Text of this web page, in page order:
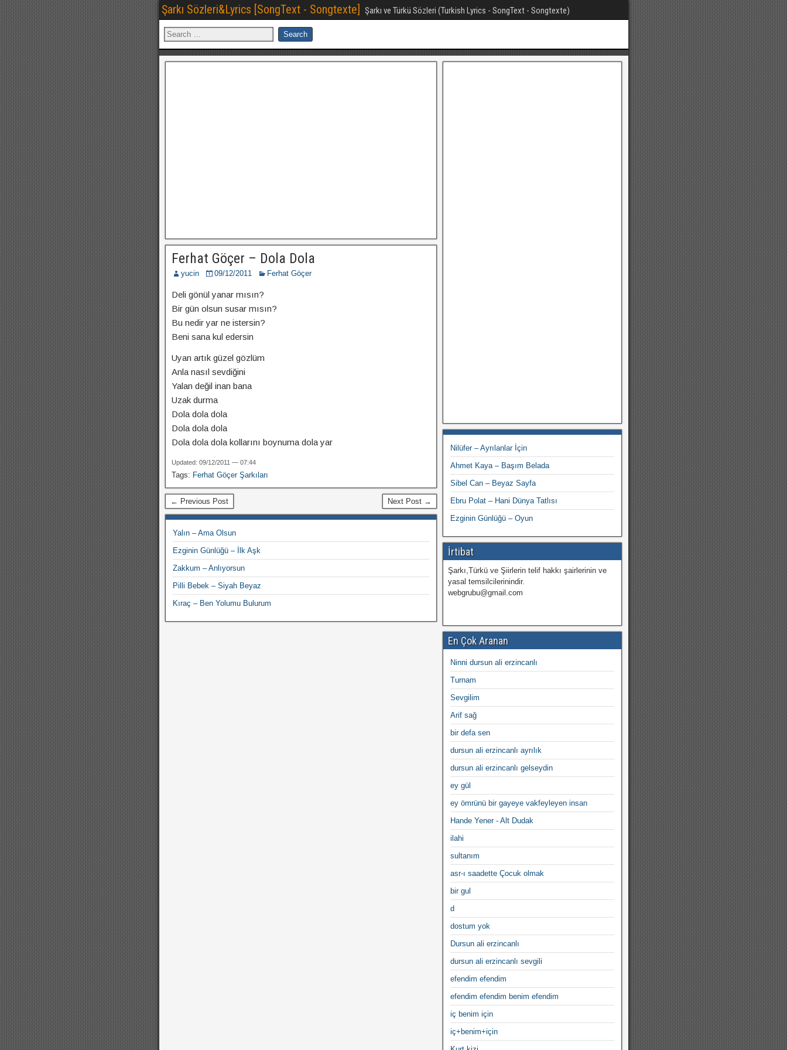
Şarkı Sözleri&Lyrics [SongText - Songtexte] Şarkı ve Türkü Sözleri (Turkish Lyrics - SongText - Songtexte)
Ferhat Göçer – Dola Dola
yucin 09/12/2011 Ferhat Göçer
Deli gönül yanar mısın?
Bir gün olsun susar mısın?
Bu nedir yar ne istersin?
Beni sana kul edersin
Uyan artık güzel gözlüm
Anla nasıl sevdiğini
Yalan değil inan bana
Uzak durma
Dola dola dola
Dola dola dola
Dola dola dola kollarını boynuma dola yar
Updated: 09/12/2011 — 07:44
Tags: Ferhat Göçer Şarkıları
← Previous Post Next Post →
Yalın – Ama Olsun
Ezginin Günlüğü – İlk Aşk
Zakkum – Anlıyorsun
Pilli Bebek – Siyah Beyaz
Kıraç – Ben Yolumu Bulurum
Nilüfer – Ayrılanlar İçin
Ahmet Kaya – Başım Belada
Sibel Can – Beyaz Sayfa
Ebru Polat – Hani Dünya Tatlısı
Ezginin Günlüğü – Oyun
İrtibat
Şarkı,Türkü ve Şiirlerin telif hakkı şairlerinin ve
yasal temsilcilerinindir.
webgrubu@gmail.com
En Çok Aranan
Ninni dursun ali erzincanlı
Turnam
Sevgilim
Arif sağ
bir defa sen
dursun ali erzincanlı ayrılık
dursun ali erzincanlı gelseydin
ey gül
ey ömrünü bir gayeye vakfeyleyen insan
Hande Yener - Alt Dudak
ilahi
sultanım
asr-ı saadette Çocuk olmak
bir gul
d
dostum yok
Dursun ali erzincanlı
dursun ali erzincanlı sevgili
efendim efendim
efendim efendim benim efendim
iç benim için
iç+benim+için